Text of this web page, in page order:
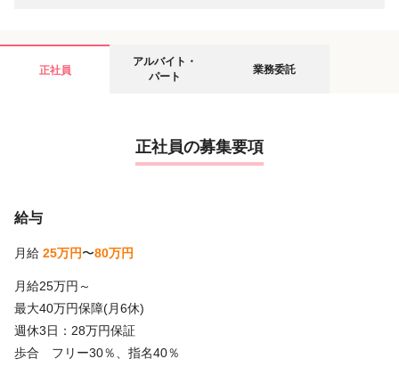
正社員
アルバイト・
パート
業務委託
正社員の募集要項
給与
月給 25万円〜80万円
月給25万円～
最大40万円保障(月6休)
週休3日：28万円保証
歩合 フリー30％、指名40％